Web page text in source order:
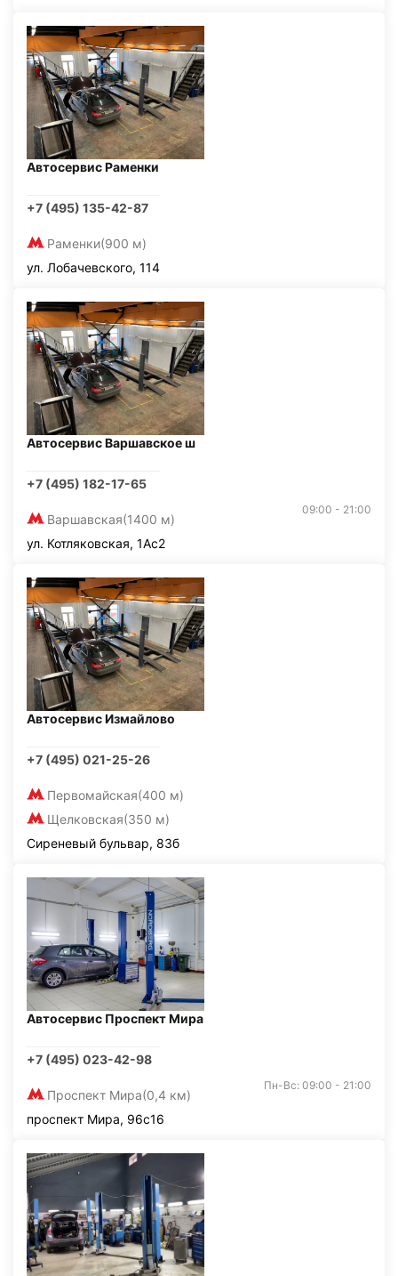
Автосервис Раменки
+7 (495) 135-42-87
Раменки(900 м)
ул. Лобачевского, 114
Автосервис Варшавское ш
+7 (495) 182-17-65
Варшавская(1400 м)
09:00 - 21:00
ул. Котляковская, 1Ас2
Автосервис Измайлово
+7 (495) 021-25-26
Первомайская(400 м)
Щелковская(350 м)
Сиреневый бульвар, 83б
Автосервис Проспект Мира
+7 (495) 023-42-98
Проспект Мира(0,4 км)
Пн-Вс: 09:00 - 21:00
проспект Мира, 96с16